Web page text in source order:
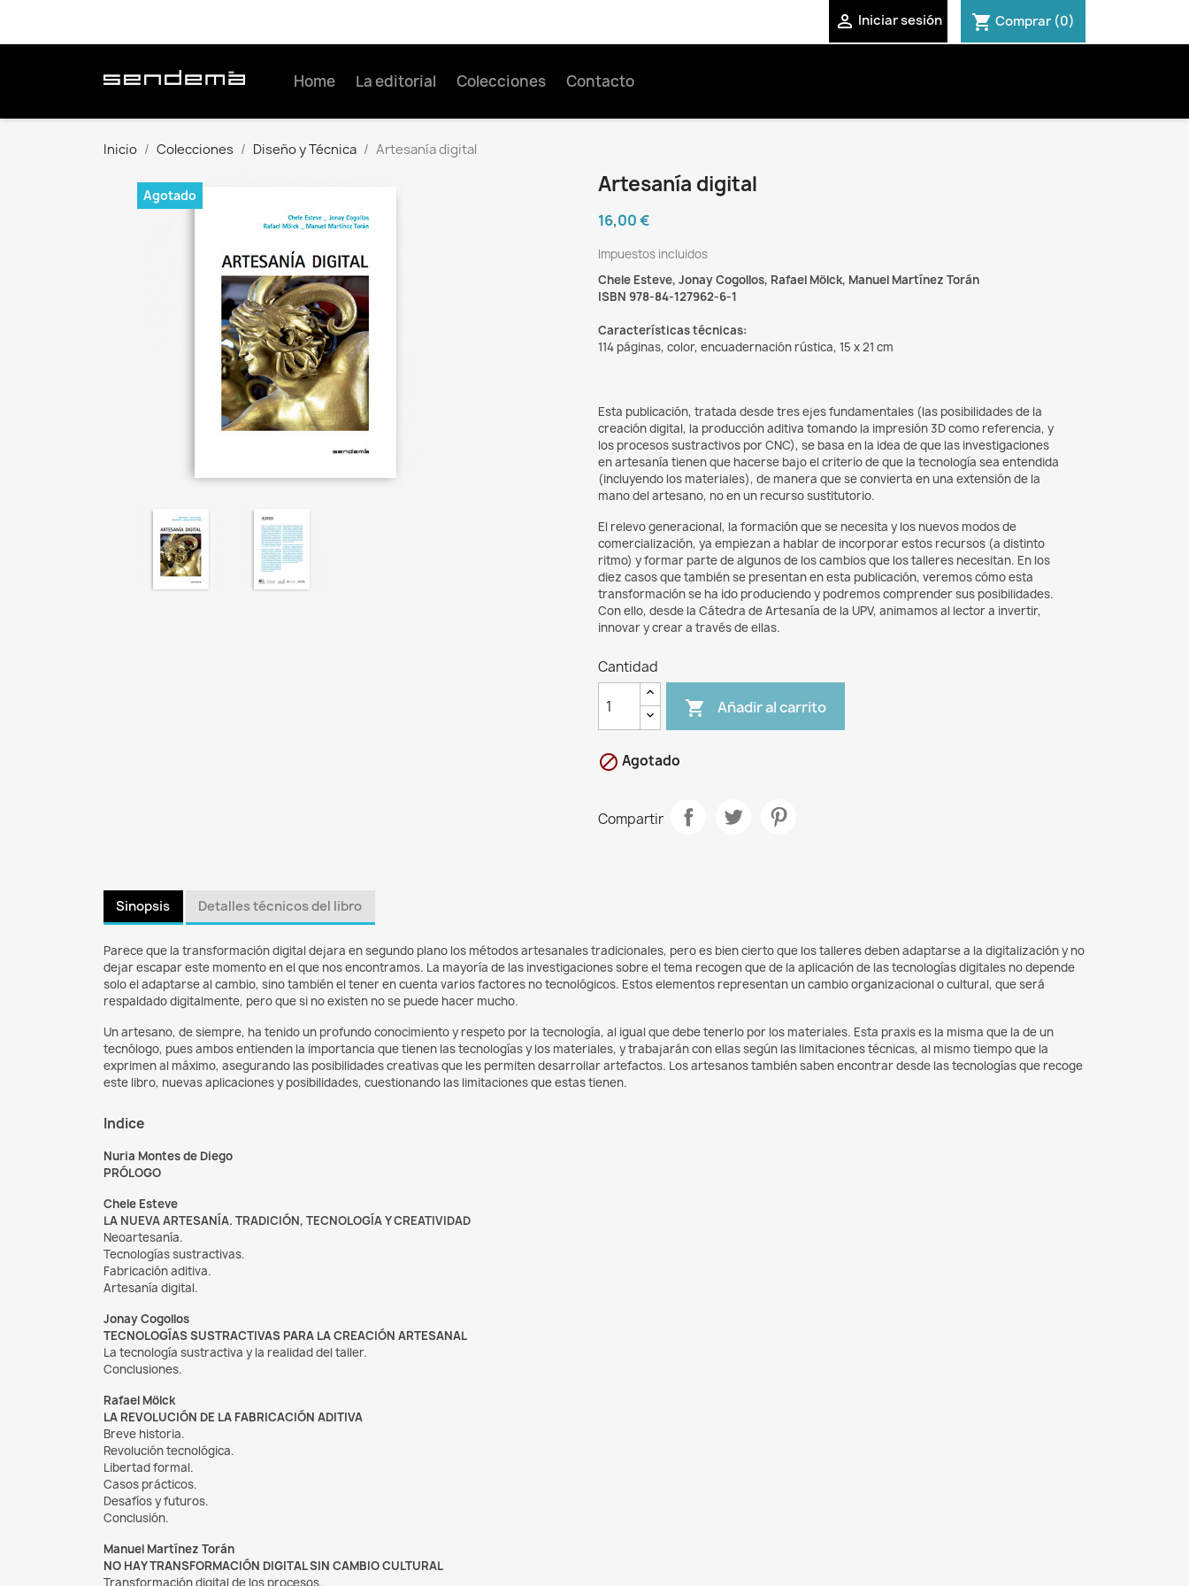
 Iniciar sesión shopping_cart Comprar (0)
Home La editorial Colecciones Contacto
Inicio Colecciones Diseño y Técnica Artesanía digital
Agotado Artesanía digital
16,00 €
Impuestos incluidos
Chele Esteve, Jonay Cogollos, Rafael Mölck, Manuel Martínez Torán
ISBN 978-84-127962-6-1
Características técnicas:
114 páginas, color, encuadernación rústica, 15 x 21 cm
Esta publicación, tratada desde tres ejes fundamentales (las posibilidades de la
creación digital, la producción aditiva tomando la impresión 3D como referencia, y
los procesos sustractivos por CNC), se basa en la idea de que las investigaciones
en artesanía tienen que hacerse bajo el criterio de que la tecnología sea entendida
(incluyendo los materiales), de manera que se convierta en una extensión de la
mano del artesano, no en un recurso sustitutorio.
El relevo generacional, la formación que se necesita y los nuevos modos de
comercialización, ya empiezan a hablar de incorporar estos recursos (a distinto
ritmo) y formar parte de algunos de los cambios que los talleres necesitan. En los
diez casos que también se presentan en esta publicación, veremos cómo esta
transformación se ha ido produciendo y podremos comprender sus posibilidades.
Con ello, desde la Cátedra de Artesanía de la UPV, animamos al lector a invertir,
innovar y crear a través de ellas.
Cantidad
 Añadir al carrito
 Agotado
Compartir
Sinopsis Detalles técnicos del libro
Parece que la transformación digital dejara en segundo plano los métodos artesanales tradicionales, pero es bien cierto que los talleres deben adaptarse a la digitalización y no
dejar escapar este momento en el que nos encontramos. La mayoría de las investigaciones sobre el tema recogen que de la aplicación de las tecnologías digitales no depende
solo el adaptarse al cambio, sino también el tener en cuenta varios factores no tecnológicos. Estos elementos representan un cambio organizacional o cultural, que será
respaldado digitalmente, pero que si no existen no se puede hacer mucho.
Un artesano, de siempre, ha tenido un profundo conocimiento y respeto por la tecnología, al igual que debe tenerlo por los materiales. Esta praxis es la misma que la de un
tecnólogo, pues ambos entienden la importancia que tienen las tecnologías y los materiales, y trabajarán con ellas según las limitaciones técnicas, al mismo tiempo que la
exprimen al máximo, asegurando las posibilidades creativas que les permiten desarrollar artefactos. Los artesanos también saben encontrar desde las tecnologías que recoge
este libro, nuevas aplicaciones y posibilidades, cuestionando las limitaciones que estas tienen.
Indice
Nuria Montes de Diego
PRÓLOGO
Chele Esteve
LA NUEVA ARTESANÍA. TRADICIÓN, TECNOLOGÍA Y CREATIVIDAD
Neoartesanía.
Tecnologías sustractivas.
Fabricación aditiva.
Artesanía digital.
Jonay Cogollos
TECNOLOGÍAS SUSTRACTIVAS PARA LA CREACIÓN ARTESANAL
La tecnología sustractiva y la realidad del taller.
Conclusiones.
Rafael Mölck
LA REVOLUCIÓN DE LA FABRICACIÓN ADITIVA
Breve historia.
Revolución tecnológica.
Libertad formal.
Casos prácticos.
Desafíos y futuros.
Conclusión.
Manuel Martínez Torán
NO HAY TRANSFORMACIÓN DIGITAL SIN CAMBIO CULTURAL
Transformación digital de los procesos.